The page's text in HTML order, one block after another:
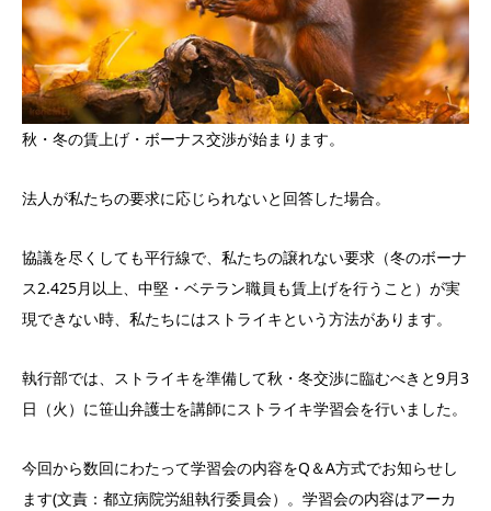
秋・冬の賃上げ・ボーナス交渉が始まります。
法人が私たちの要求に応じられないと回答した場合。
協議を尽くしても平行線で、私たちの譲れない要求（冬のボーナ
ス2.425月以上、中堅・ベテラン職員も賃上げを行うこと）が実
現できない時、私たちにはストライキという方法があります。
執行部では、ストライキを準備して秋・冬交渉に臨むべきと9月3
日（火）に笹山弁護士を講師にストライキ学習会を行いました。
今回から数回にわたって学習会の内容をQ＆A方式でお知らせし
ます(文責：都立病院労組執行委員会）。学習会の内容はアーカ